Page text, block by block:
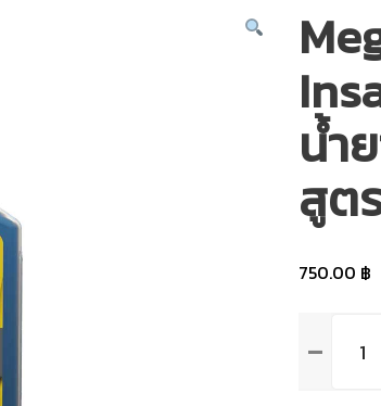
น้ำ
สูต
750.00 ฿
Meguiar's